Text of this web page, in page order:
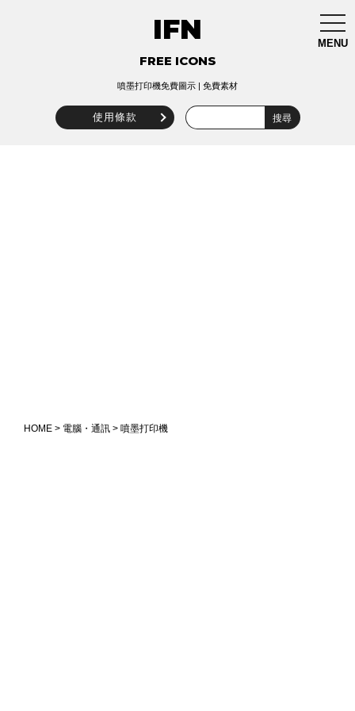
MENU
IFN
FREE ICONS
噴墨打印機免費圖示 | 免費素材
使用條款
HOME > 電腦・通訊 > 噴墨打印機